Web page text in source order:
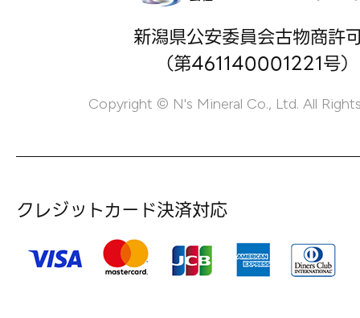
新潟県公安委員会古物商許
（第461140001221号）
Copyright © N's Mineral Co., Ltd. All
クレジットカード決済対応